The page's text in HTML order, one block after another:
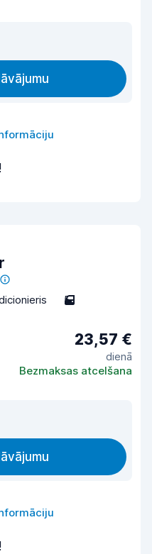
5
23,57 €
dienā
Bezmaksas atcelšana